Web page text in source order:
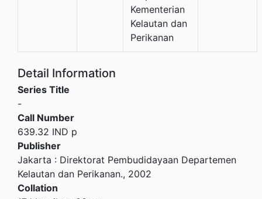
Kementerian
Kelautan dan
Perikanan
Detail Information
Series Title
-
Call Number
639.32 IND p
Publisher
Jakarta : Direktorat Pembudidayaan Departemen
Kelautan dan Perikanan., 2002
Collation